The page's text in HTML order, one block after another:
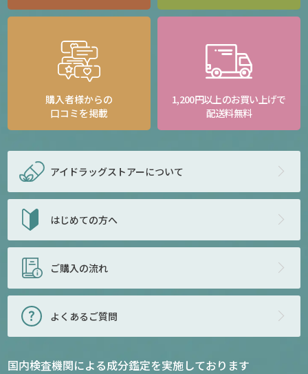
購入者様からの
口コミを掲載
1,200円以上のお買い上げで
配送料無料
アイドラッグストアーについて
はじめての方へ
ご購入の流れ
よくあるご質問
国内検査機関による成分鑑定を実施しております